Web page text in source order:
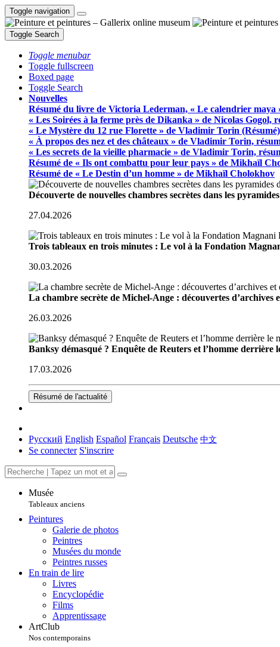
Toggle navigation
Toggle Search
Toggle menubar
Toggle fullscreen
Boxed page
Toggle Search
Nouvelles
Résumé du livre de Victoria Lederman, « Le calendrier maya
« Les Soirées à la ferme près de Dikanka » de Nicolas Gogol,
« Le Mystère du 12 rue Florette » de Vladimir Torin (Résumé)
« À propos des nez et des châteaux » de Vladimir Torin,
« Les secrets de la vieille pharmacie » de Vladimir Torin,
Résumé de « Ils ont combattu pour leur pays » de Mikhaïl
Résumé de « Le Destin d’un homme » de Mikhaïl Cholokhov
Découverte de nouvelles chambres secrètes dans les
27.04.2026
Trois tableaux en trois minutes : Le vol à la Fondation
30.03.2026
La chambre secrète de Michel-Ange : découvertes
26.03.2026
Banksy démasqué ? Enquête de Reuters et l’homme derrière
17.03.2026
Résumé de l'actualité
Русский English Español Français Deutsche 中文
Se connecter S'inscrire
Musée
Tableaux anciens
Peintures
Galerie de photos
Peintres
Musées du monde
Peintres russes
En train de lire
Livres
Encyclopédie
Films
Apprentissage
ArtClub
Nos contemporains